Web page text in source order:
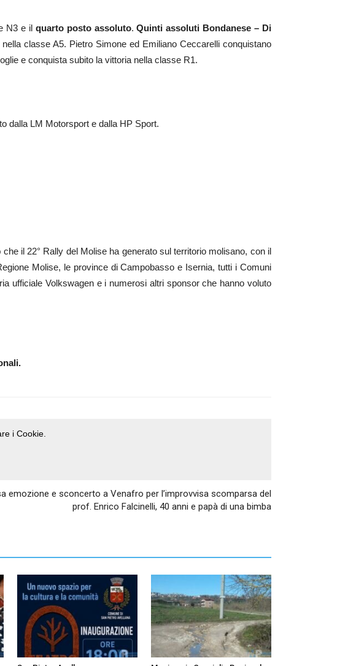
N3 e il quarto posto assoluto.Quinti assoluti Bondanese – Di
classe A5. Pietro Simone ed Emiliano Ceccarelli conquistano
e conquista subito la vittoria nella classe R1.
dalla LM Motorsport e dalla HP Sport.
il 22° Rally del Molise ha generato sul territorio molisano, con il
Molise, le province di Campobasso e Isernia, tutti i Comuni
ufficiale Volkswagen e i numerosi altri sponsor che hanno voluto
i Cookie.
emozione e sconcerto a Venafro per l’improvvisa scomparsa del
prof. Enrico Falcinelli, 40 anni e papà di una bimba